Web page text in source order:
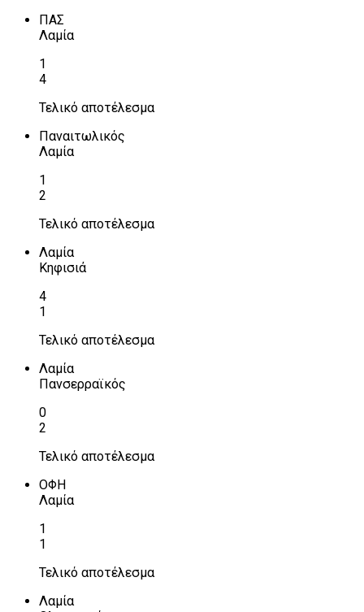
ΠΑΣ
Λαμία
1
4
Τελικό αποτέλεσμα
Παναιτωλικός
Λαμία
1
2
Τελικό αποτέλεσμα
Λαμία
Κηφισιά
4
1
Τελικό αποτέλεσμα
Λαμία
Πανσερραϊκός
0
2
Τελικό αποτέλεσμα
ΟΦΗ
Λαμία
1
1
Τελικό αποτέλεσμα
Λαμία